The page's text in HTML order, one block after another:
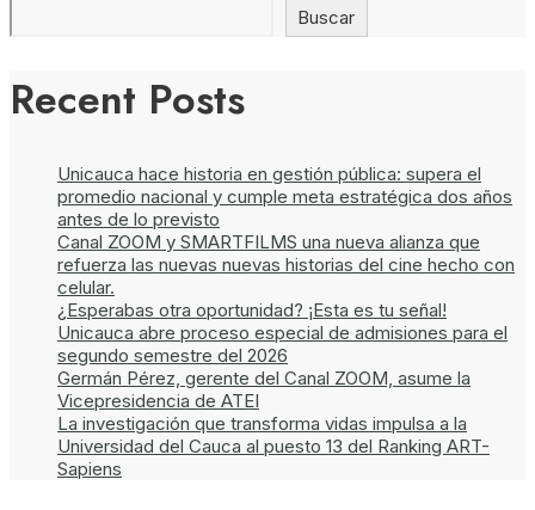
Buscar
Recent Posts
Unicauca hace historia en gestión pública: supera el
promedio nacional y cumple meta estratégica dos años
antes de lo previsto
Canal ZOOM y SMARTFILMS una nueva alianza que
refuerza las nuevas nuevas historias del cine hecho con
celular.
¿Esperabas otra oportunidad? ¡Esta es tu señal!
Unicauca abre proceso especial de admisiones para el
segundo semestre del 2026
Germán Pérez, gerente del Canal ZOOM, asume la
Vicepresidencia de ATEI
La investigación que transforma vidas impulsa a la
Universidad del Cauca al puesto 13 del Ranking ART-
Sapiens